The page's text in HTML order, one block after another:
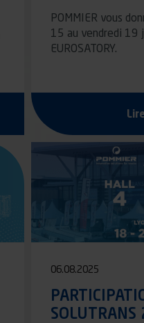
POMMIER vous
15 au vendredi 19
EUROSATORY.
06.08.2025